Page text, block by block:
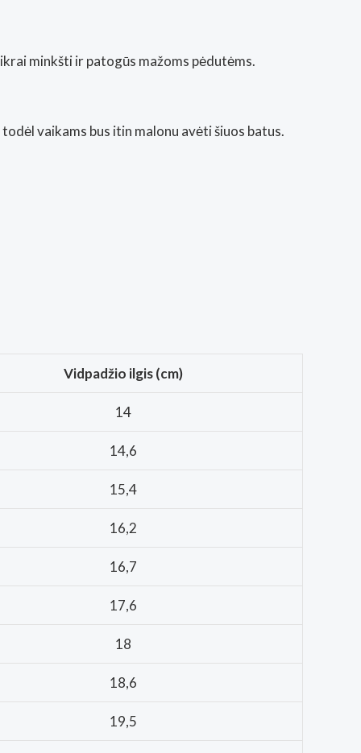
minkšti ir patogūs mažoms pėdutėms.
vaikams bus itin malonu avėti šiuos batus.
Vidpadžio ilgis (cm)
14
14,6
15,4
16,2
16,7
17,6
18
18,6
19,5